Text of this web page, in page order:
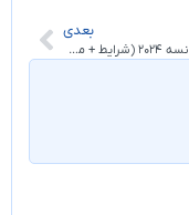
بعدی
ویزای کار فرانسه 2024 (شرایط + مدارک + هزینه ها)